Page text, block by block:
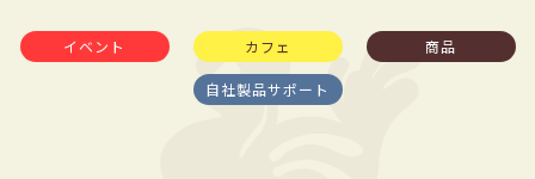
イベント カフェ 商品
自社製品サポート